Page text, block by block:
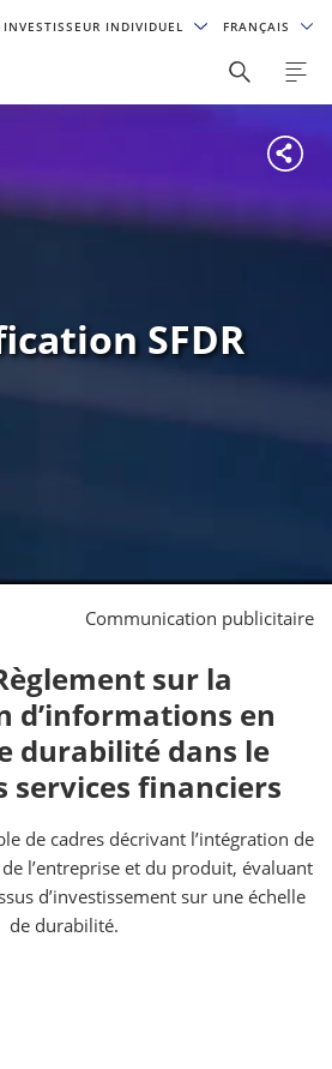
INDIVIDUEL FRANÇAIS
SFDR
Communication publicitaire
sur la
d’informations en
durabilité dans le
services financiers
de cadres décrivant l’intégration de
l’entreprise et du produit, évaluant
d’investissement sur une échelle
de durabilité.